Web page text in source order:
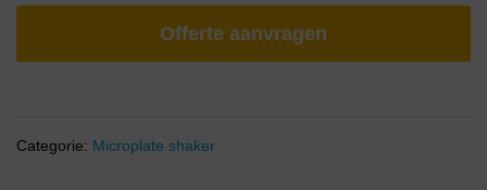
Offerte aanvragen
Categorie: Microplate shaker